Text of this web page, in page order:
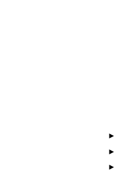
►
►
►